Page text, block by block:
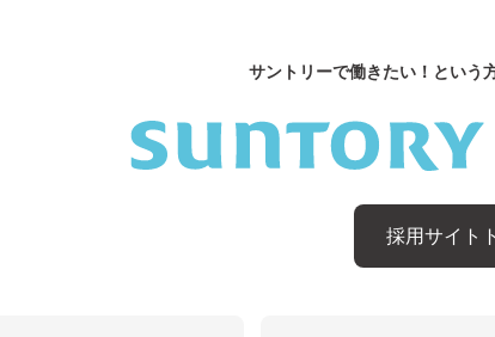
サントリーで働きたい！ という
採用サイト